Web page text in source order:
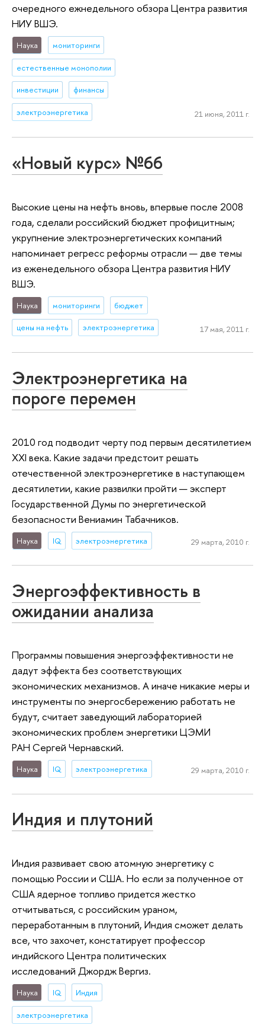
очередного ежнедельного обзора Центра развития
НИУ ВШЭ.
Наука мониторинги
естественные монополии
инвестиции финансы
электроэнергетика 21 июня, 2011 г.
«Новый курс» №66
Высокие цены на нефть вновь, впервые после 2008
года, сделали российский бюджет профицитным;
укрупнение электроэнергетических компаний
напоминает регресс реформы отрасли — две темы
из еженедельного обзора Центра развития НИУ
ВШЭ.
Наука мониторинги бюджет
цены на нефть электроэнергетика 17 мая, 2011 г.
Электроэнергетика на
пороге перемен
2010 год подводит черту под первым десятилетием
XXI века. Какие задачи предстоит решать
отечественной электроэнергетике в наступающем
десятилетии, какие развилки пройти — эксперт
Государственной Думы по энергетической
безопасности Вениамин Табачников.
Наука IQ электроэнергетика 29 марта, 2010 г.
Энергоэффективность в
ожидании анализа
Программы повышения энергоэффективности не
дадут эффекта без соответствующих
экономических механизмов. А иначе никакие меры и
инструменты по энергосбережению работать не
будут, считает заведующий лабораторией
экономических проблем энергетики ЦЭМИ
РАН Сергей Чернавский.
Наука IQ электроэнергетика 29 марта, 2010 г.
Индия и плутоний
Индия развивает свою атомную энергетику с
помощью России и США. Но если за полученное от
США ядерное топливо придется жестко
отчитываться, с российским ураном,
переработанным в плутоний, Индия сможет делать
все, что захочет, констатирует профессор
индийского Центра политических
исследований Джордж Вергиз.
Наука IQ Индия
электроэнергетика